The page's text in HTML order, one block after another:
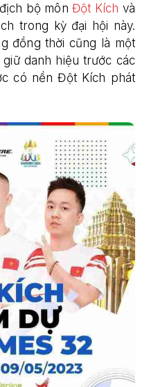
bộ mônĐột Kích và
trong kỳ đại hội này.
đồng thời cũng là một
danh hiệu trước các
có nền Đột Kích phát